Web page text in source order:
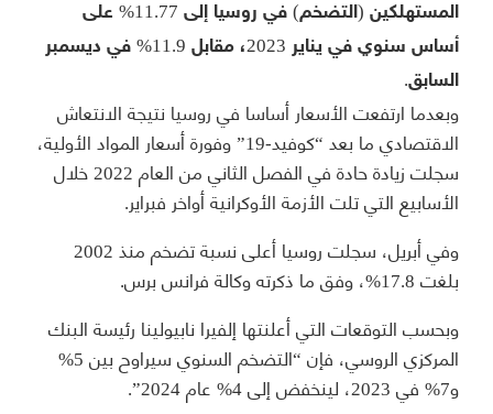
المستهلكين (التضخم) في روسيا إلى 11.77% على
أساس سنوي في يناير 2023، مقابل 11.9% في ديسمبر
السابق.
وبعدما ارتفعت الأسعار أساسا في روسيا نتيجة الانتعاش
الاقتصادي ما بعد “كوفيد-19” وفورة أسعار المواد الأولية،
سجلت زيادة حادة في الفصل الثاني من العام 2022 خلال
الأسابيع التي تلت الأزمة الأوكرانية أواخر فبراير.
وفي أبريل، سجلت روسيا أعلى نسبة تضخم منذ 2002
بلغت 17.8%، وفق ما ذكرته وكالة فرانس برس.
وبحسب التوقعات التي أعلنتها إلفيرا نابيولينا رئيسة البنك
المركزي الروسي، فإن “التضخم السنوي سيراوح بين 5%
و7% في 2023، لينخفض إلى 4% عام 2024”.